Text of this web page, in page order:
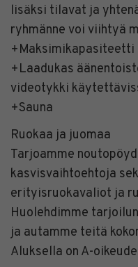
lisäksi tilavat ja
ryhmänne voi viihtyä
+Maksimikapasiteetti
+Laadukas
videotykki
+Sauna
Ruokaa ja juomaa
Tarjoamme
kasvisvaihtoehtoja
erityisruokavaliot ja
Huolehdimme
ja autamme teitä
Aluksella on A-